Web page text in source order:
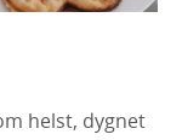
helst, dygnet